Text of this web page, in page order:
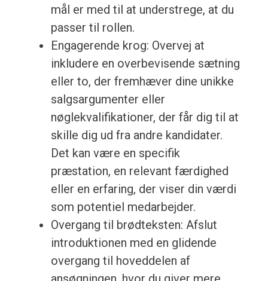
mål er med til at understrege, at du
passer til rollen.
Engagerende krog: Overvej at
inkludere en overbevisende sætning
eller to, der fremhæver dine unikke
salgsargumenter eller
nøglekvalifikationer, der får dig til at
skille dig ud fra andre kandidater.
Det kan være en specifik
præstation, en relevant færdighed
eller en erfaring, der viser din værdi
som potentiel medarbejder.
Overgang til brødteksten: Afslut
introduktionen med en glidende
overgang til hoveddelen af